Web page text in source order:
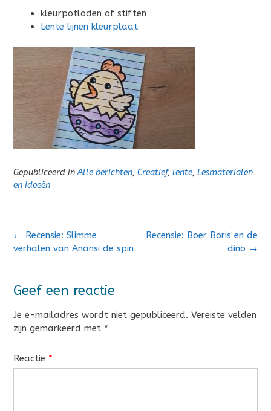
kleurpotloden of stiften
Lente lijnen kleurplaat
Gepubliceerd inAlle berichten, Creatief, lente, Lesmaterialen
en ideeën
Bericht
navigatie
Recensie: Boer Boris en de
dino →
← Recensie: Slimme
verhalen van Anansi de spin
Geef een reactie
Je e-mailadres wordt niet gepubliceerd. Vereiste velden
zijn gemarkeerd met *
Reactie *